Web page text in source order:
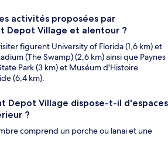
activités proposées par
Depot Village et alentour ?
figurent University of Florida (1,6 km) et
(The Swamp) (2,6 km) ainsi que Paynes
Park (3 km) et Muséum d'Histoire
(6,4 km).
Depot Village dispose-t-il d'espaces
?
comprend un porche ou lanai et une